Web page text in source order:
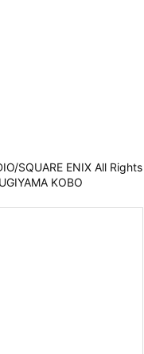
SQUARE ENIX All Rights
KOBO